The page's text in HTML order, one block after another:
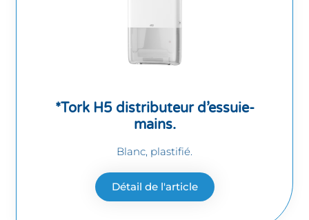
*Tork H5 distributeur d’essuie-
mains.
Blanc, plastifié.
Détail de l'article